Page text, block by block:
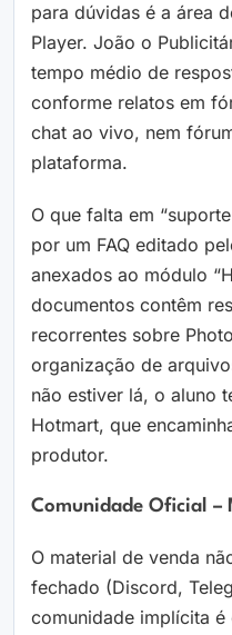
para dúvidas é a área
Player. João o
tempo médio de
conforme relatos em
chat ao vivo, nem
plataforma.
O que falta em
por um FAQ editado
anexados ao módulo
documentos contêm
recorrentes sobre
organização de
não estiver lá, o aluno
Hotmart, que
produtor.
Comunidade Oficial –
O material de venda
fechado (Discord,
comunidade implícita é